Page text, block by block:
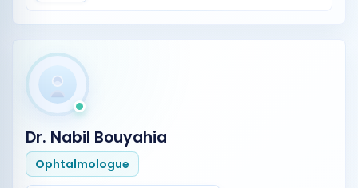
Dr. Nabil Bouyahia
Ophtalmologue